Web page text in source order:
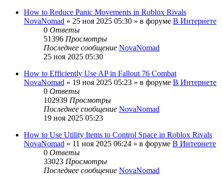
How to Reduce Panic Movements in Roblox Rivals
NovaNomad » 25 ноя 2025 05:30 » в форуме В Интернете
0 Ответы
51396 Просмотры
Последнее сообщение NovaNomad
25 ноя 2025 05:30
How to Efficiently Use AP in Fallout 76 Combat
NovaNomad » 19 ноя 2025 05:23 » в форуме В Интернете
0 Ответы
102939 Просмотры
Последнее сообщение NovaNomad
19 ноя 2025 05:23
How to Use Utility Items to Control Space in Roblox Rivals
NovaNomad » 11 ноя 2025 06:24 » в форуме В Интернете
0 Ответы
33023 Просмотры
Последнее сообщение NovaNomad